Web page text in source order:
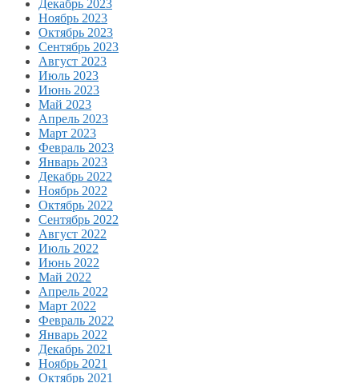
Декабрь 2023
Ноябрь 2023
Октябрь 2023
Сентябрь 2023
Август 2023
Июль 2023
Июнь 2023
Май 2023
Апрель 2023
Март 2023
Февраль 2023
Январь 2023
Декабрь 2022
Ноябрь 2022
Октябрь 2022
Сентябрь 2022
Август 2022
Июль 2022
Июнь 2022
Май 2022
Апрель 2022
Март 2022
Февраль 2022
Январь 2022
Декабрь 2021
Ноябрь 2021
Октябрь 2021